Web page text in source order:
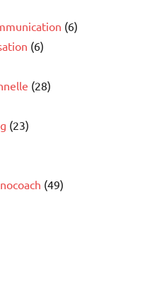
(6)
(6)
(28)
(23)
(49)